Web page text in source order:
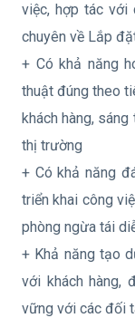
việc, hợp tác với
chuyên về Lắp
+ Có khả năng
thuật đúng theo
khách hàng,
thị trường
+ Có khả năng
triển khai công
phòng ngừa tái
+ Khả năng tạo
với khách hàng,
vững với các đối